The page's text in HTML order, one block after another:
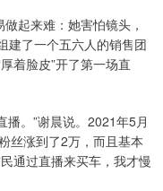
起来难：她害怕镜头，
建了一个五六人的销售团
着脸皮”开了第一场直
播。”谢晨说。2021年5月
丝涨到了2万，而且基本
通过直播来买车，我才慢